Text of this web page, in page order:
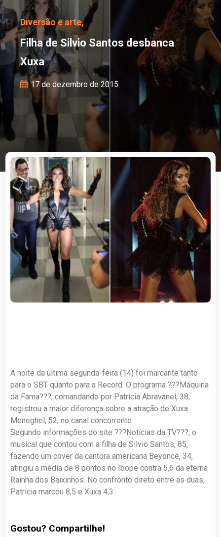
Diversão e arte,
Filha de Silvio Santos desbanca
Xuxa
17 de dezembro de 2015
A noite da última segunda-feira (14) foi marcante tanto
para o SBT quanto para a Record. O programa ???Máquina
da Fama???, comandando por Patrícia Abravanel, 38,
registrou a maior diferença sobre a atração de Xuxa
Meneghel, 52, no canal concorrente.
Segundo informações do site ???Notícias da TV???, o
musical que contou com a filha de Silvio Santos, 85,
fazendo um cover da cantora americana Beyoncé, 34,
atingiu a média de 8 pontos no Ibope contra 5,6 da eterna
Rainha dos Baixinhos. No confronto direto entre as duas,
Patrícia marcou 8,5 e Xuxa 4,3.
Gostou? Compartilhe!